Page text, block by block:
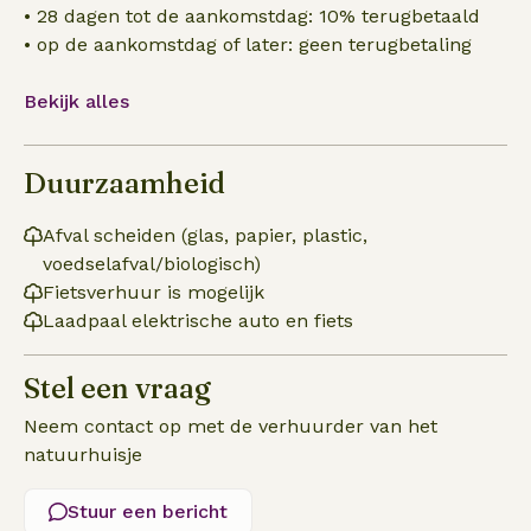
• 28 dagen tot de aankomstdag: 10% terugbetaald
• op de aankomstdag of later: geen terugbetaling
Bekijk alles
Duurzaamheid
Afval scheiden (glas, papier, plastic,
voedselafval/biologisch)
Fietsverhuur is mogelijk
Laadpaal elektrische auto en fiets
Stel een vraag
Neem contact op met de verhuurder van het
natuurhuisje
Stuur een bericht